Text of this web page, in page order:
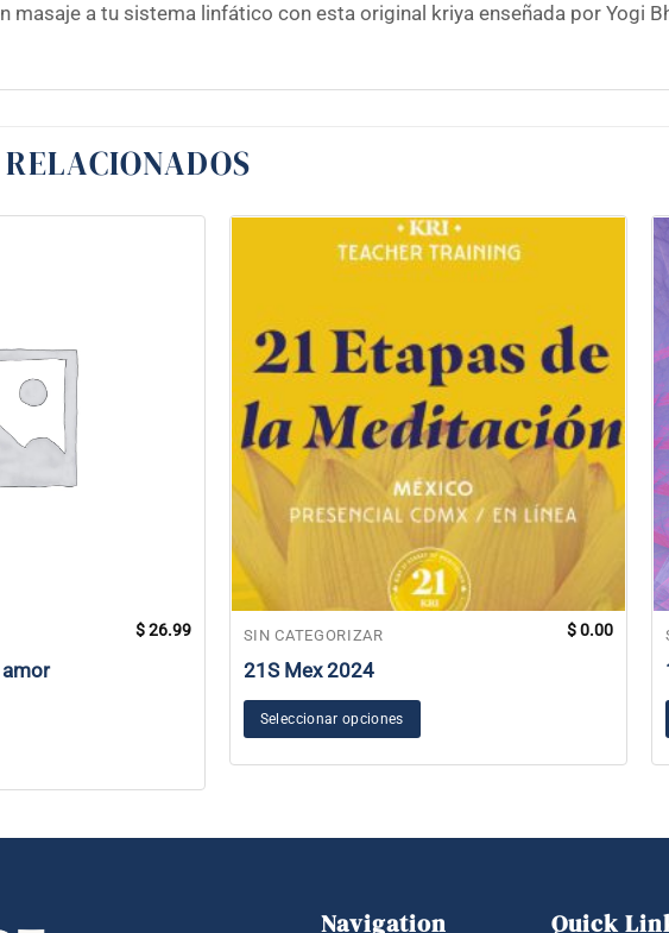
masaje a tu sistema linfático con esta original kriya enseñada por Yogi
amor
$26.99 SIN CATEGORIZAR
21S Mex 2024
$0.00
Seleccionar opciones
Navigation Quick